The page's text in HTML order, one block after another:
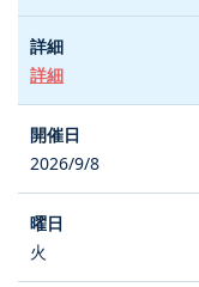
詳細
2026/9/8
火